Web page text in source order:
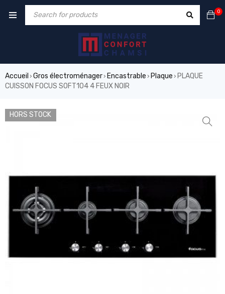
0
Accueil › Gros électroménager› Encastrable › Plaque › PLAQUE
CUISSON FOCUS SOFT104 4 FEUX NOIR
HORS STOCK